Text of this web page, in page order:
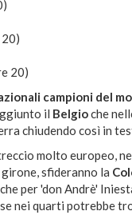
20)
campioni del
il Belgioche
chiudendo così in
molto europeo,
sfideranno la
per 'don Andrè'
nei quarti potrebbe